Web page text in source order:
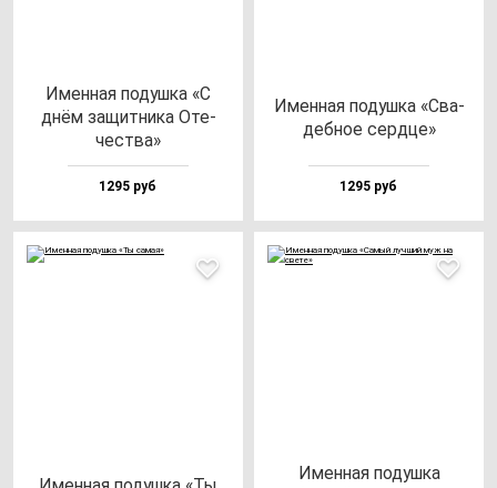
Имен­ная по­душ­ка «С
днём за­щит­ни­ка Оте­
чес­тва»
1295 руб
Имен­ная по­душ­ка «Сва­
деб­ное сер­дце»
1295 руб
Имен­ная по­душ­ка